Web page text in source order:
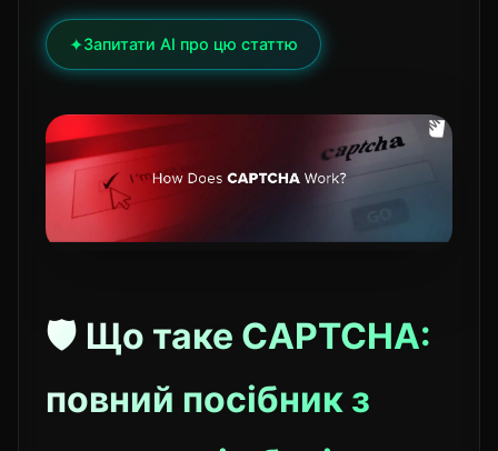
✦Запитати AI про цю статтю
🛡️ Що таке CAPTCHA:
повний посібник з